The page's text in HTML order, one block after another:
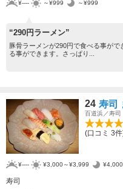
¥---- ～¥999 ～¥999
“290円ラーメン”
豚骨ラーメンが290円で食べる事が
る事ができます。さっぱり...
24 寿司
百道浜／寿司
(口コミ 3
¥---- ¥3,000～¥3,999
寿司